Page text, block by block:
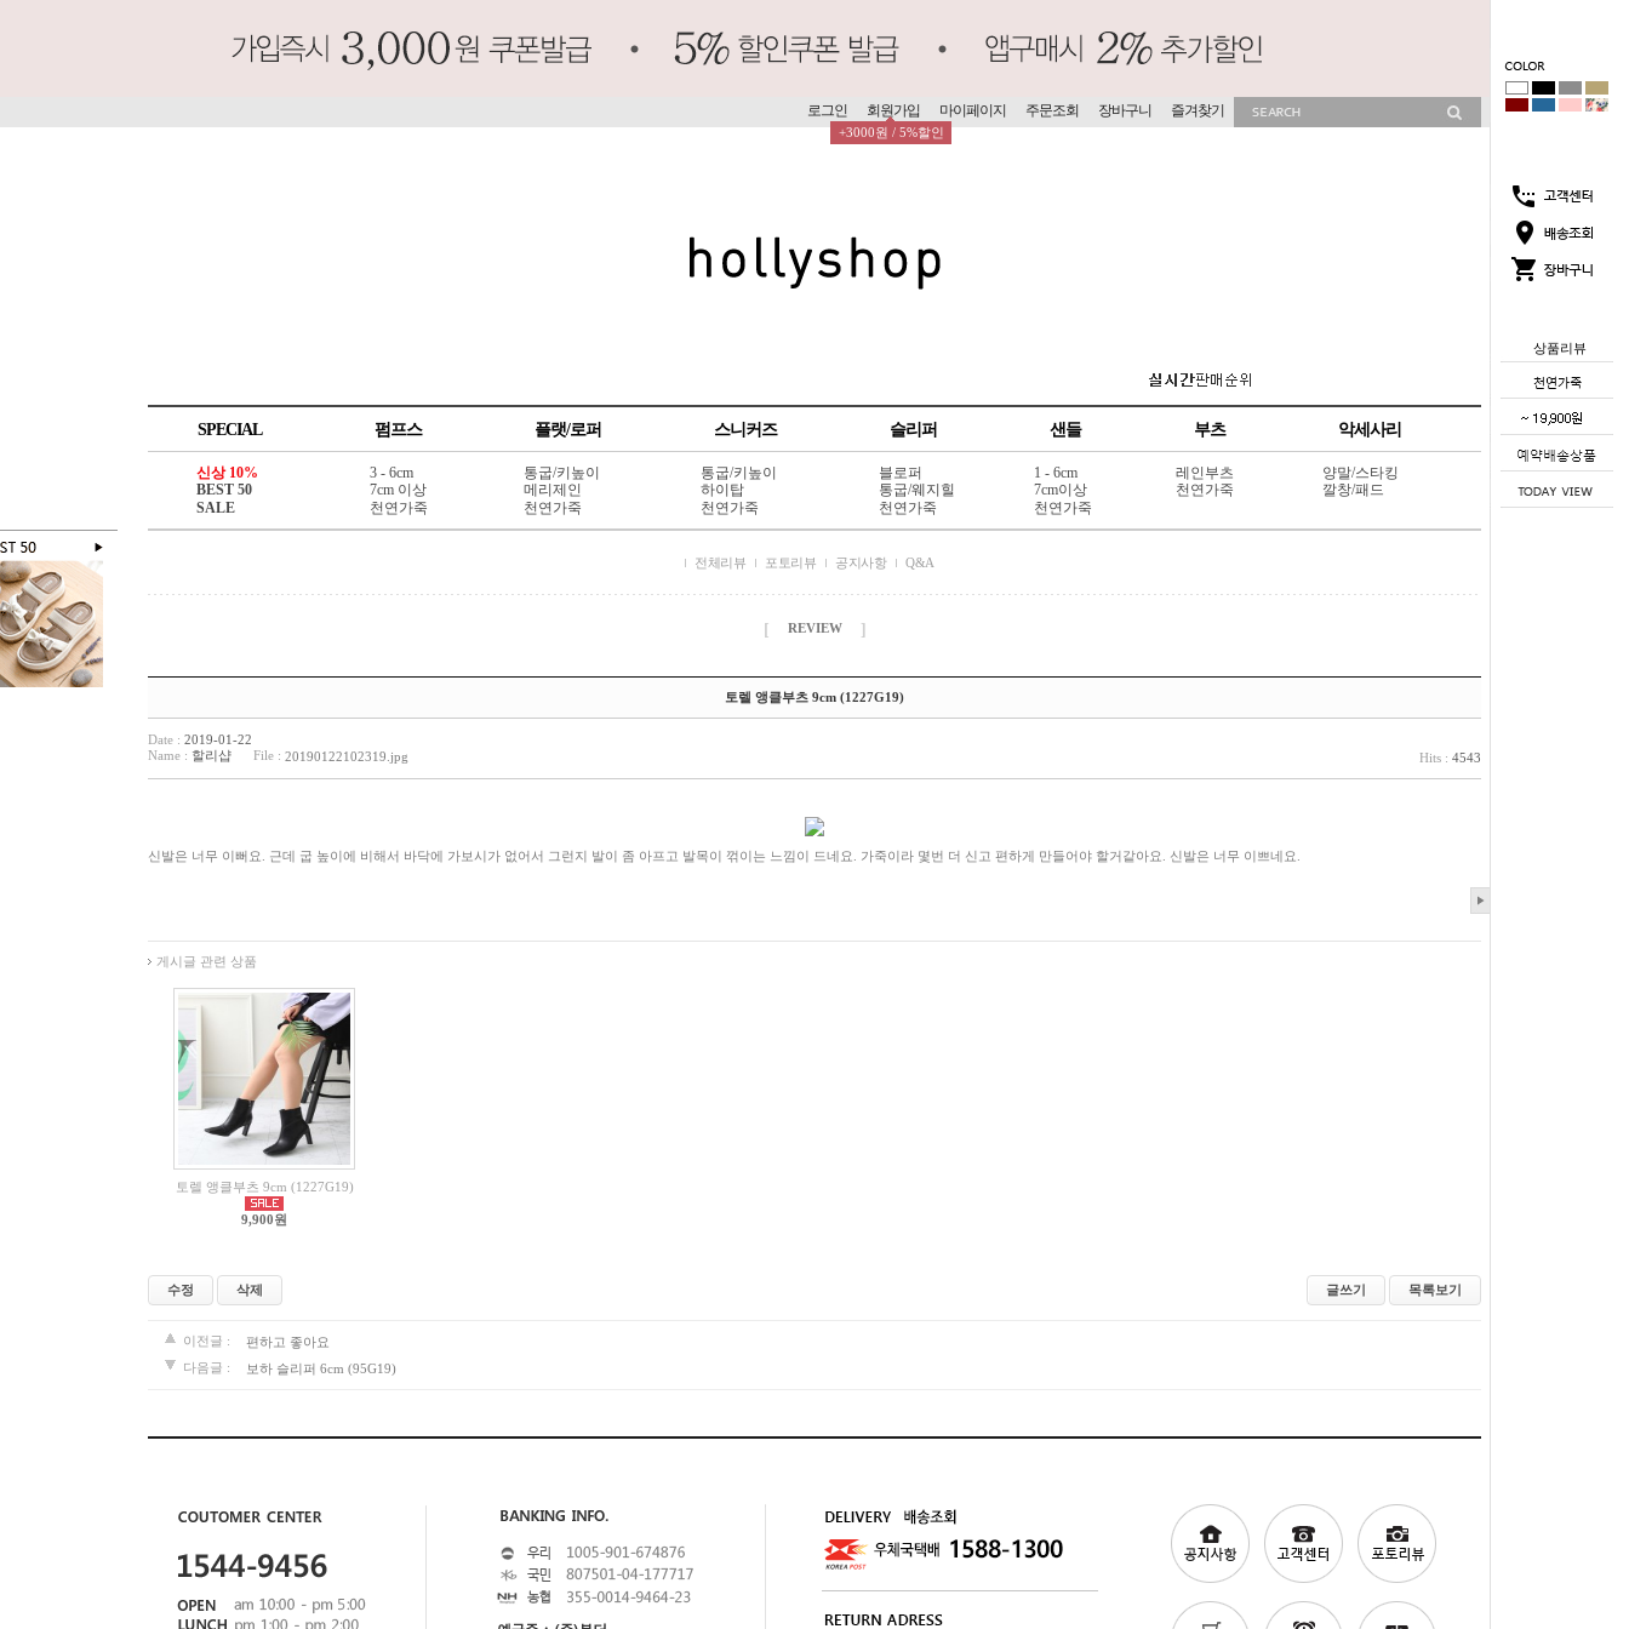
상품리뷰
로그인 회원가입
+3000원 / 5%할인
마이페이지 주문조회 장바구니 즐겨찾기
SPECIAL 펌프스 플랫/로퍼 스니커즈 슬리퍼 샌들 부츠 악세사리
신상 10%
BEST 50
SALE
3 - 6cm
7cm 이상
천연가죽
통굽/키높이
메리제인
천연가죽
통굽/키높이
하이탑
천연가죽
블로퍼
통굽/웨지힐
천연가죽
1 - 6cm
7cm이상
천연가죽
레인부츠
천연가죽
양말/스타킹
깔창/패드
전체리뷰 포토리뷰 공지사항 Q&A
[ REVIEW ]
토렐 앵클부츠 9cm (1227G19)
Date : 2019-01-22
Name : 할리샵 File : 20190122102319.jpg Hits : 4543
신발은 너무 이뻐요. 근데 굽 높이에 비해서 바닥에 가보시가 없어서 그런지 발이 좀 아프고 발목이 꺾이는 느낌이 드네요. 가죽이라 몇번 더 신고 편하게 만들어야 할거같아요. 신발은 너무 이쁘네요.
게시글 관련 상품
토렐 앵클부츠 9cm (1227G19)
9,900원
수정 삭제 글쓰기 목록보기
이전글 :
편하고 좋아요
다음글 :
보하 슬리퍼 6cm (95G19)